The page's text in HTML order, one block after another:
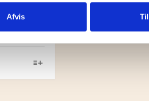
Afvis